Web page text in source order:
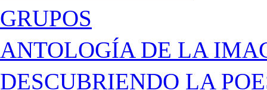
GRUPOS
ANTOLOGÍA DE LA
DESCUBRIENDO LA